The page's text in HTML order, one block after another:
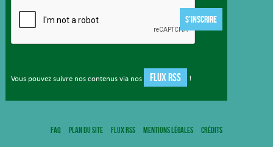
S'INSCRIRE
Vous pouvez suivre nos contenus via nos FLUX RSS !
FAQ Plan du site Flux RSS Mentions légales Crédits